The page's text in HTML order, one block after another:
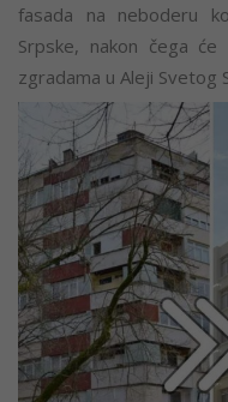
fasada na neboderu
Srpske, nakon čega
zgradama u Aleji Svetog